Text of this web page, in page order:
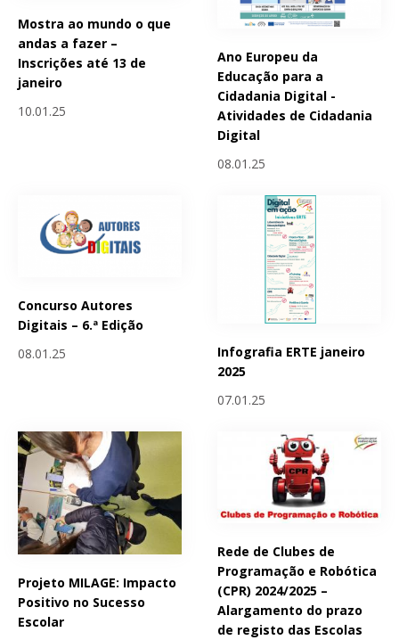
Mostra ao mundo o que
andas a fazer –
Inscrições até 13 de
janeiro
10.01.25
Ano Europeu da
Educação para a
Cidadania Digital -
Atividades de Cidadania
Digital
08.01.25
Concurso Autores
Digitais – 6.ª Edição
08.01.25
Infografia ERTE janeiro
2025
07.01.25
Projeto MILAGE: Impacto
Positivo no Sucesso
Escolar
Rede de Clubes de
Programação e Robótica
(CPR) 2024/2025 –
Alargamento do prazo
de registo das Escolas